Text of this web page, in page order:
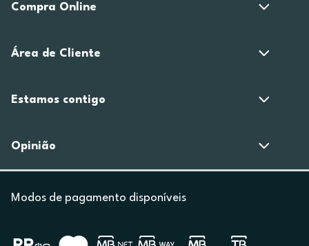
Compra Online
Área de Cliente
Estamos contigo
Opinião
Modos de pagamento disponíveis